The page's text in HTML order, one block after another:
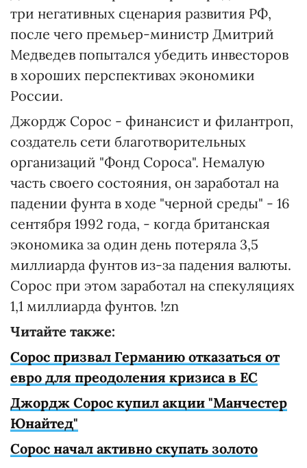
три негативных сценария развития РФ,
после чего премьер-министр Дмитрий
Медведев попытался убедить инвесторов
в хороших перспективах экономики
России.
Джордж Сорос - финансист и филантроп,
создатель сети благотворительных
организаций "Фонд Сороса". Немалую
часть своего состояния, он заработал на
падении фунта в ходе "черной среды" - 16
сентября 1992 года, - когда британская
экономика за один день потеряла 3,5
миллиарда фунтов из-за падения валюты.
Сорос при этом заработал на спекуляциях
1,1 миллиарда фунтов. !zn
Читайте также:
Сорос призвал Германию отказаться от
евро для преодоления кризиса в ЕС
Джордж Сорос купил акции "Манчестер
Юнайтед"
Сорос начал активно скупать золото